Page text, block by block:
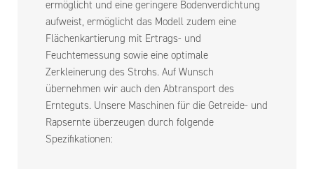
ermöglicht und eine geringere Bodenverdichtung
aufweist, ermöglicht das Modell zudem eine
Flächenkartierung mit Ertrags- und
Feuchtemessung sowie eine optimale
Zerkleinerung des Strohs. Auf Wunsch
übernehmen wir auch den Abtransport des
Ernteguts. Unsere Maschinen für die Getreide- und
Rapsernte überzeugen durch folgende
Spezifikationen: